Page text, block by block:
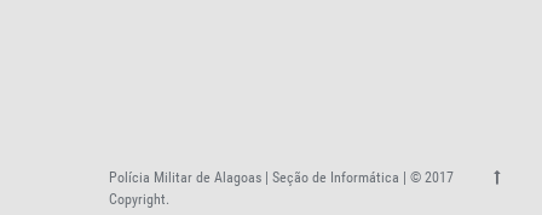
Polícia Militar de Alagoas | Seção de Informática | © 2017
Copyright.